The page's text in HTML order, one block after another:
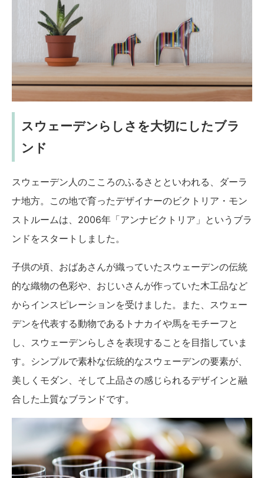
スウェーデンらしさを大切にしたブラ
ンド
スウェーデン人のこころのふるさとといわれる、ダーラ
ナ地方。この地で育ったデザイナーのビクトリア・モン
ストルームは、2006年「アンナビクトリア」というブラ
ンドをスタートしました。
子供の頃、おばあさんが織っていたスウェーデンの伝統
的な織物の色彩や、おじいさんが作っていた木工品など
からインスピレーションを受けました。また、スウェー
デンを代表する動物であるトナカイや馬をモチーフと
し、スウェーデンらしさを表現することを目指していま
す。シンプルで素朴な伝統的なスウェーデンの要素が、
美しくモダン、そして上品さの感じられるデザインと融
合した上質なブランドです。